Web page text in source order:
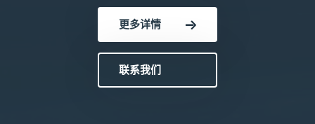
更多详情
联系我们